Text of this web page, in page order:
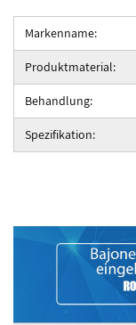
Markenname:
Produktmaterial:
Behandlung:
Spezifikation: